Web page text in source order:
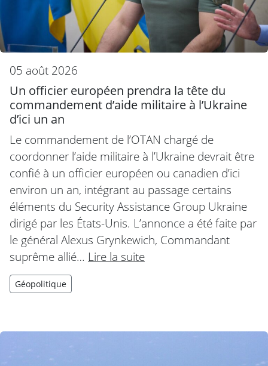
05 août 2026
Un officier européen prendra la tête du
commandement d’aide militaire à l’Ukraine
d’ici un an
Le commandement de l’OTAN chargé de
coordonner l’aide militaire à l’Ukraine devrait être
confié à un officier européen ou canadien d’ici
environ un an, intégrant au passage certains
éléments du Security Assistance Group Ukraine
dirigé par les États-Unis. L’annonce a été faite par
le général Alexus Grynkewich, Commandant
suprême allié… Lire la suite
Géopolitique